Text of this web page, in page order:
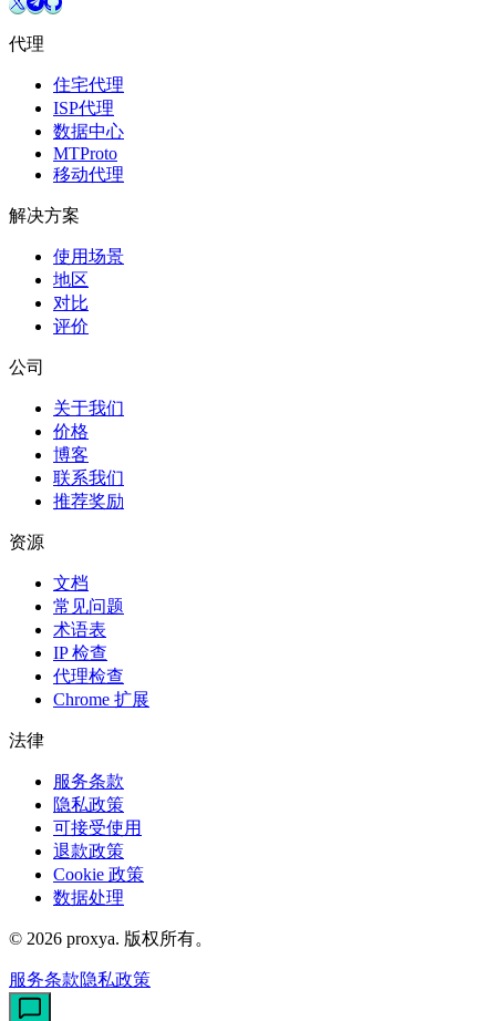
代理
住宅代理
ISP代理
数据中心
MTProto
移动代理
解决方案
使用场景
地区
对比
评价
公司
关于我们
价格
博客
联系我们
推荐奖励
资源
文档
常见问题
术语表
IP 检查
代理检查
Chrome 扩展
法律
服务条款
隐私政策
可接受使用
退款政策
Cookie 政策
数据处理
© 2026 proxya. 版权所有。
服务条款隐私政策